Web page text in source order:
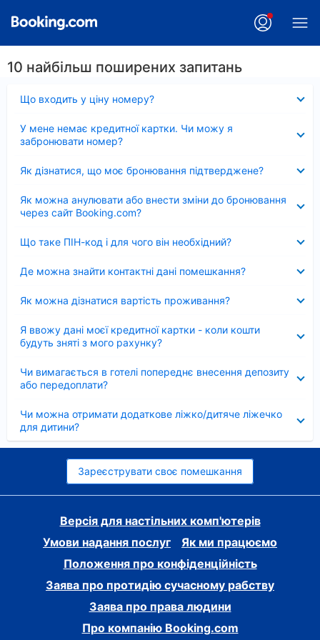
10 найбільш поширених запитань
Що входить у ціну номеру?
У мене немає кредитної картки. Чи можу я
забронювати номер?
Як дізнатися, що моє бронювання підтверджене?
Як можна анулювати або внести зміни до бронювання
через сайт Booking.com?
Що таке ПІН-код і для чого він необхідний?
Де можна знайти контактні дані помешкання?
Як можна дізнатися вартість проживання?
Я ввожу дані моєї кредитної картки - коли кошти
будуть зняті з мого рахунку?
Чи вимагається в готелі попереднє внесення депозиту
або передоплати?
Чи можна отримати додаткове ліжко/дитяче ліжечко
для дитини?
Зареєструвати своє помешкання
Версія для настільних комп'ютерів
Умови надання послуг
Як ми працюємо
Положення про конфіденційність
Заява про протидію сучасному рабству
Заява про права людини
Про компанію Booking.com